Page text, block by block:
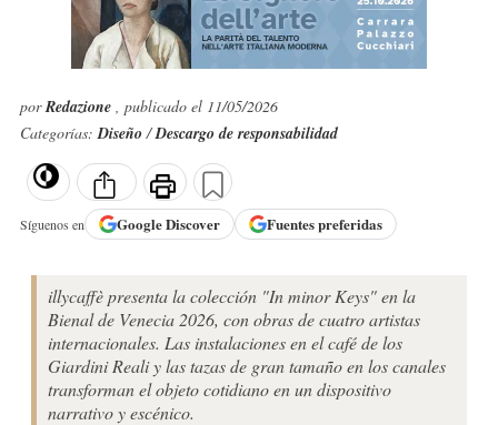
porRedazione , publicado el 11/05/2026
Categorías:Diseño/Descargo de responsabilidad
Síguenos en GoogleDiscover Fuentes preferidas
illycaffè presenta la colección "In minor Keys" en la
Bienal de Venecia 2026, con obras de cuatro artistas
internacionales. Las instalaciones en el café de los
Giardini Reali y las tazas de gran tamaño en los canales
transforman el objeto cotidiano en un dispositivo
narrativo y escénico.